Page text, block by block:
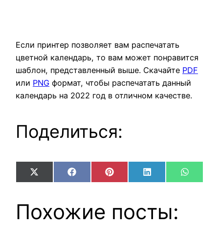
Если принтер позволяет вам распечатать
цветной календарь, то вам может понравится
шаблон, представленный выше. Скачайте PDF
или PNG формат, чтобы распечатать данный
календарь на 2022 год в отличном качестве.
Поделиться:
Share
on
X
(Twitter)
Share
on
FacebookShare
on
Pinterest Share
on
LinkedIn Share
on
Похожие посты: